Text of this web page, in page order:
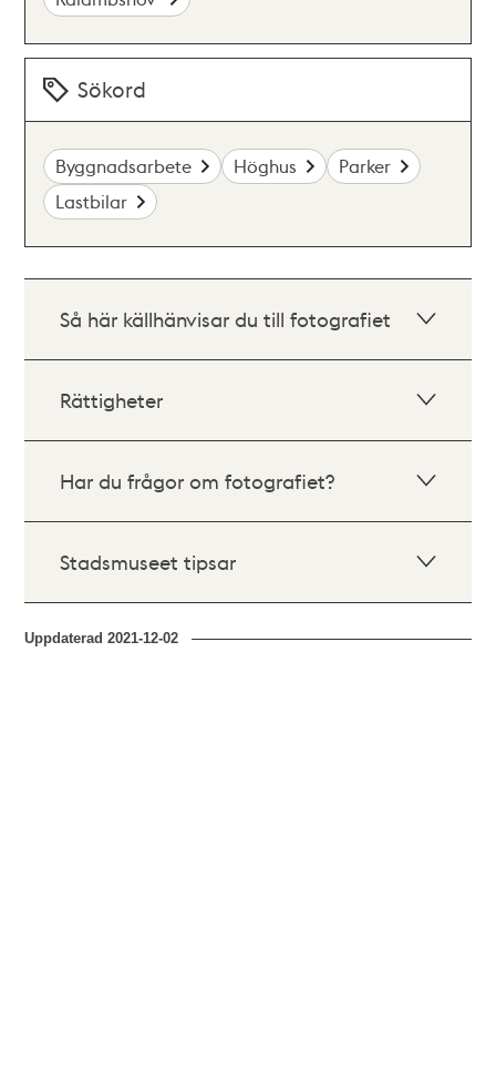
Sökord
Byggnadsarbete Höghus
Parker
Lastbilar
Så här källhänvisar du till fotografiet
Rättigheter
Har du frågor om fotografiet?
Stadsmuseet tipsar
Uppdaterad2021-12-02